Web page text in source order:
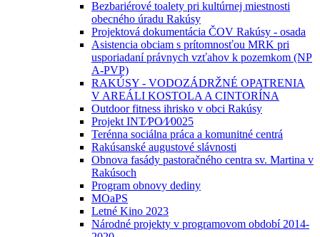
Bezbariérové toalety pri kultúrnej miestnosti
obecného úradu Rakúsy
Projektová dokumentácia ČOV Rakúsy - osada
Asistencia obciam s prítomnosťou MRK pri
usporiadaní právnych vzťahov k pozemkom (NP
A-PVP)
RAKÚSY - VODOZÁDRŽNÉ OPATRENIA
V AREÁLI KOSTOLA A CINTORÍNA
Outdoor fitness ihrisko v obci Rakúsy
Projekt INT⁄PO⁄I⁄0025
Terénna sociálna práca a komunitné centrá
Rakúsanské augustové slávnosti
Obnova fasády pastoračného centra sv. Martina v
Rakúsoch
Program obnovy dediny
MOaPS
Letné Kino 2023
Národné projekty v programovom období 2014-